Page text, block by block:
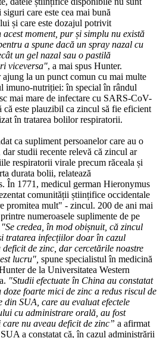
care este cea mai bună
și care este dozajul potrivit
acest moment, pur și simplu nu există
a spune dacă un spray nazal cu
un gel nazal sau o pastilă
viceversa", a mai spus Hunter.
la un punct comun cu mai multe
imuno-nutriției: în special în rândul
mai mare de infectare cu SARS-CoV-
că este plauzibil ca zincul să fie eficient
în tratarea bolilor respiratorii.
ca supliment persoanelor care au o
studii recente relevă că zincul ar
respiratorii virale precum răceala și
durata bolii, relatează
În 1771, medicul german Hieronymus
comunității științifice occidentale
promitea mult" - zincul. 200 de ani mai
numeroasele suplimente de pe
"Se credea, în mod obișnuit, că zincul
tratarea infecțiilor doar în cazul
de zinc, dar cercetările noastre
lucru", spune specialistul în medicină
de la Universitatea Western
"Studii efectuate în China au constatat
foarte mici de zinc a redus riscul de
din SUA, care au evaluat efectele
cu administrare orală, au fost
care nu aveau deficit de zinc” a afirmat
a constatat că, în cazul administrării